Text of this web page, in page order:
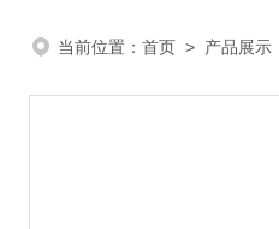
当前位置： 首页 > 产品展示